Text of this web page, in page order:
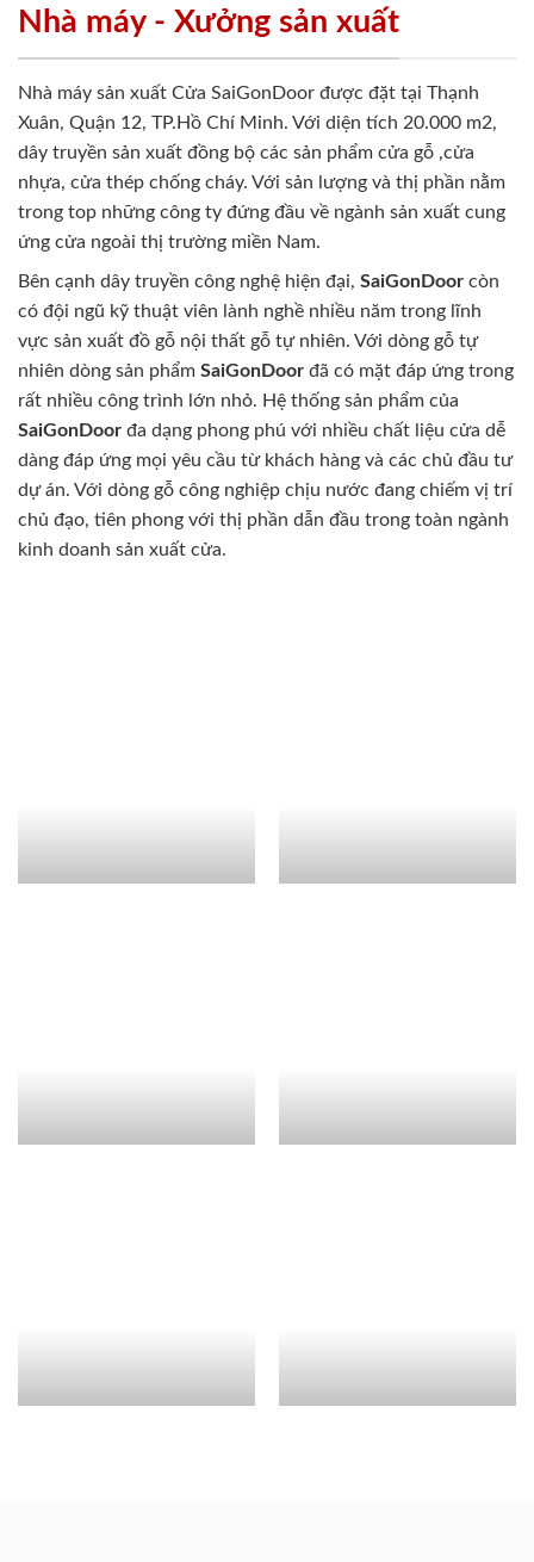
Nhà máy - Xưởng sản xuất
Nhà máy sản xuất Cửa SaiGonDoor được đặt tại Thạnh
Xuân, Quận 12, TP.Hồ Chí Minh. Với diện tích 20.000 m2,
dây truyền sản xuất đồng bộ các sản phẩm cửa gỗ ,cửa
nhựa, cửa thép chống cháy. Với sản lượng và thị phần nằm
trong top những công ty đứng đầu về ngành sản xuất cung
ứng cửa ngoài thị trường miền Nam.
Bên cạnh dây truyền công nghệ hiện đại, SaiGonDoor còn
có đội ngũ kỹ thuật viên lành nghề nhiều năm trong lĩnh
vực sản xuất đồ gỗ nội thất gỗ tự nhiên. Với dòng gỗ tự
nhiên dòng sản phẩm SaiGonDoor đã có mặt đáp ứng trong
rất nhiều công trình lớn nhỏ. Hệ thống sản phẩm của
SaiGonDoor đa dạng phong phú với nhiều chất liệu cửa dễ
dàng đáp ứng mọi yêu cầu từ khách hàng và các chủ đầu tư
dự án. Với dòng gỗ công nghiệp chịu nước đang chiếm vị trí
chủ đạo, tiên phong với thị phần dẫn đầu trong toàn ngành
kinh doanh sản xuất cửa.